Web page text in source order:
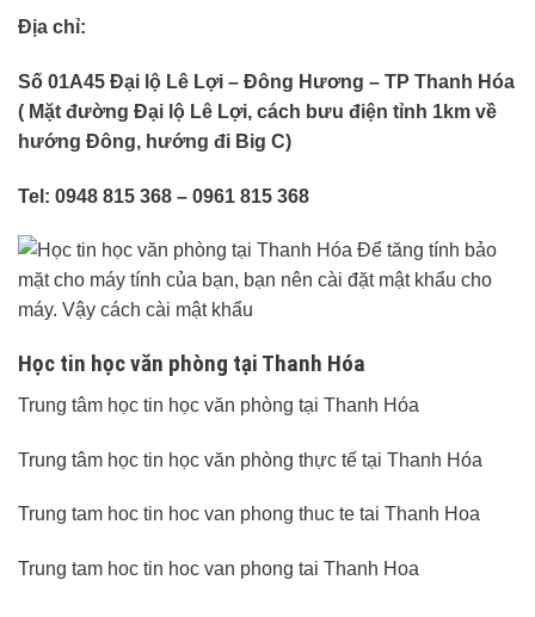
Địa chỉ:
Số 01A45 Đại lộ Lê Lợi – Đông Hương – TP Thanh Hóa
( Mặt đường Đại lộ Lê Lợi, cách bưu điện tỉnh 1km về
hướng Đông, hướng đi Big C)
Tel: 0948 815 368 – 0961 815 368
Học tin học văn phòng tại Thanh Hóa
Trung tâm học tin học văn phòng tại Thanh Hóa
Trung tâm học tin học văn phòng thực tế tại Thanh Hóa
Trung tam hoc tin hoc van phong thuc te tai Thanh Hoa
Trung tam hoc tin hoc van phong tai Thanh Hoa